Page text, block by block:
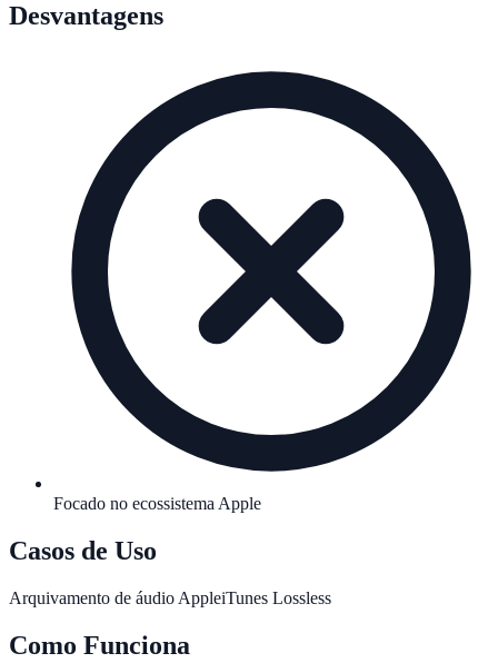
Desvantagens
Focado no ecossistema Apple
Casos de Uso
Arquivamento de áudio AppleiTunes Lossless
Como Funciona